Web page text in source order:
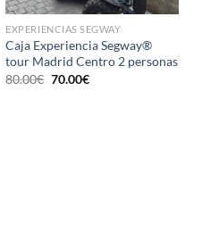
EXPERIENCIAS SEGWAY
Caja Experiencia Segway®
tour Madrid Centro 2 personas
80.00€ El
70.00€El